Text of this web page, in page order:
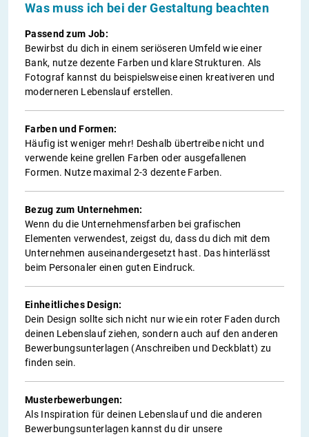
Was muss ich bei der Gestaltung beachten
Passend zum Job:
Bewirbst du dich in einem seriöseren Umfeld wie einer
Bank, nutze dezente Farben und klare Strukturen. Als
Fotograf kannst du beispielsweise einen kreativeren und
moderneren Lebenslauf erstellen.
Farben und Formen:
Häufig ist weniger mehr! Deshalb übertreibe nicht und
verwende keine grellen Farben oder ausgefallenen
Formen. Nutze maximal 2-3 dezente Farben.
Bezug zum Unternehmen:
Wenn du die Unternehmensfarben bei grafischen
Elementen verwendest, zeigst du, dass du dich mit dem
Unternehmen auseinandergesetzt hast. Das hinterlässt
beim Personaler einen guten Eindruck.
Einheitliches Design:
Dein Design sollte sich nicht nur wie ein roter Faden durch
deinen Lebenslauf ziehen, sondern auch auf den anderen
Bewerbungsunterlagen (Anschreiben und Deckblatt) zu
finden sein.
Musterbewerbungen:
Als Inspiration für deinen Lebenslauf und die anderen
Bewerbungsunterlagen kannst du dir unsere